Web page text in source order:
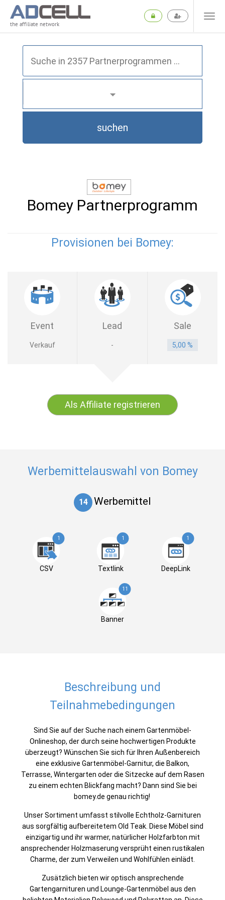
the affiliate network
suchen
Bomey Partnerprogramm
Provisionen bei Bomey:
Event Lead Sale
Verkauf - 5,00 %
Als Affiliate registrieren
Werbemittelauswahl von Bomey
14 Werbemittel
1
CSV
1
Textlink
1
DeepLink
11
Banner
Beschreibung und
Teilnahmebedingungen
Sind Sie auf der Suche nach einem Gartenmöbel-
Onlineshop, der durch seine hochwertigen Produkte
überzeugt? Wünschen Sie sich für Ihren Außenbereich
eine exklusive Gartenmöbel-Garnitur, die Balkon,
Terrasse, Wintergarten oder die Sitzecke auf dem Rasen
zu einem echten Blickfang macht? Dann sind Sie bei
bomey.de genau richtig!
Unser Sortiment umfasst stilvolle Echtholz-Garnituren
aus sorgfältig aufbereitetem Old Teak. Diese Möbel sind
einzigartig und ihr warmer, natürlicher Holzfarbton mit
ansprechender Holzmaserung versprüht einen rustikalen
Charme, der zum Verweilen und Wohlfühlen einlädt.
Zusätzlich bieten wir optisch ansprechende
Gartengarnituren und Lounge-Gartenmöbel aus den